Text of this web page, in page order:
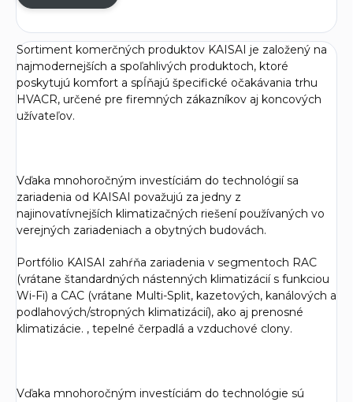
Sortiment komerčných produktov KAISAI je založený na
najmodernejších a spoľahlivých produktoch, ktoré
poskytujú komfort a spĺňajú špecifické očakávania trhu
HVACR, určené pre firemných zákazníkov aj koncových
užívateľov.
Vďaka mnohoročným investíciám do technológií sa
zariadenia od KAISAI považujú za jedny z
najinovatívnejších klimatizačných riešení používaných vo
verejných zariadeniach a obytných budovách.
Portfólio KAISAI zahŕňa zariadenia v segmentoch RAC
(vrátane štandardných nástenných klimatizácií s funkciou
Wi-Fi) a CAC (vrátane Multi-Split, kazetových, kanálových a
podlahových/stropných klimatizácií), ako aj prenosné
klimatizácie. , tepelné čerpadlá a vzduchové clony.
Vďaka mnohoročným investíciám do technológie sú